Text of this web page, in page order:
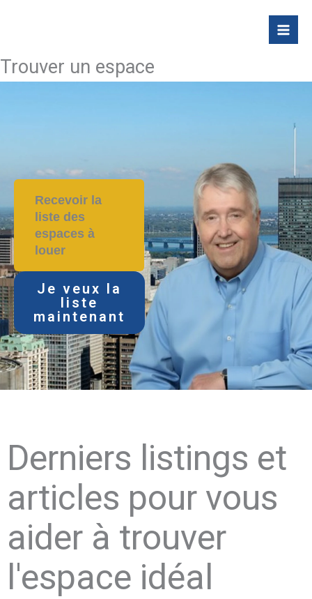
Trouver un espace
Recevoir la
liste des
espaces à
louer
Je veux la
liste
maintenant
Derniers listings et
articles pour vous
aider à trouver
l'espace idéal